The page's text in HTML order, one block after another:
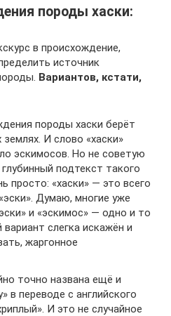
породы хаски:
в происхождение,
источник
Вариантов, кстати,
породы хаски берёт
И слово «хаски»
эскимосов. Но не советую
подтекст такого
просто: «хаски» — это всего
Думаю, многие уже
и «эскимос» — одно и то
слегка искажён и
жаргонное
точно названа ещё и
в переводе с английского
И это не случайное